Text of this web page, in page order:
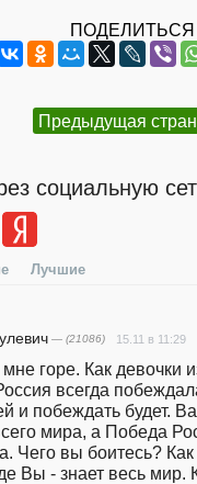
ПОДЕЛИТЬСЯ
Предыдущая
социальную
Лучшие
— (21086) 15.11 в 11:29
горе. Как девочки
всегда
и побеждать будет.
мира, а Победа
Чего вы боитесь?
Вы - знает весь мир.